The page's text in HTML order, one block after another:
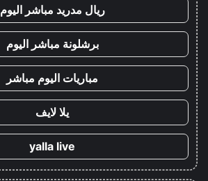
ريال مدريد مباشر اليوم
برشلونة مباشر اليوم
مباريات اليوم مباشر
يلا لايف
yalla live